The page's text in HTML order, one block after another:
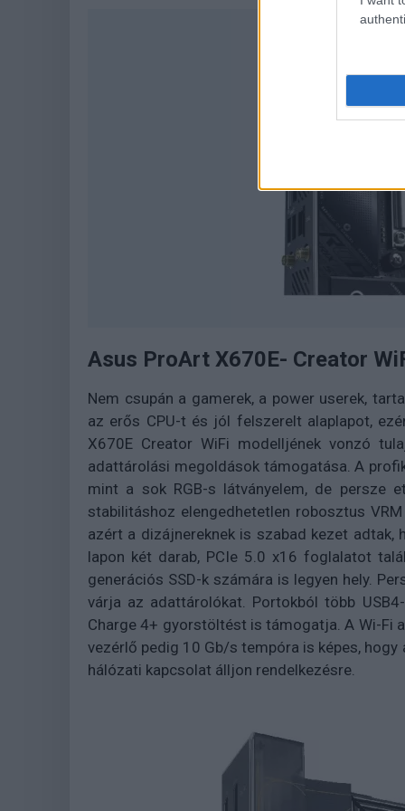
Asus ProArt X670E- Creator
Nem csupán a gamerek, a power userek,
az erős CPU-t és jól felszerelt alaplapot,
X670E Creator WiFi modelljének vonzó
adattárolási megoldások támogatása. A
mint a sok RGB-s látványelem, de persze
stabilitáshoz elengedhetetlen robosztus
azért a dizájnereknek is szabad kezet
lapon két darab, PCIe 5.0 x16 foglalatot
generációs SSD-k számára is legyen hely.
várja az adattárolókat. Portokból több
Charge 4+ gyorstöltést is támogatja. A Wi-Fi
vezérlő pedig 10 Gb/s tempóra is képes,
hálózati kapcsolat álljon rendelkezésre.